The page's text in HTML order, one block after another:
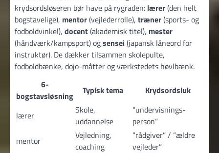
krydsordsløseren bør have på rygraden: lærer(den helt
bogstavelige), mentor(vejlederrolle), træner(sports- og
fodboldvinkel), docent(akademisk titel), mester
(håndværk/kampsport) ogsensei(japansk låneord for
instruktør). De dækker tilsammen skolepulte,
fodboldbænke, dojo-måtter og værkstedets høvlbænk.
6-
bogstavsløsning
Typisk tema Krydsordsluk
lærer
Skole,
uddannelse
“undervisnings­
person”
mentor
Vejledning,
coaching
“rådgiver” / “ældre
vejleder”